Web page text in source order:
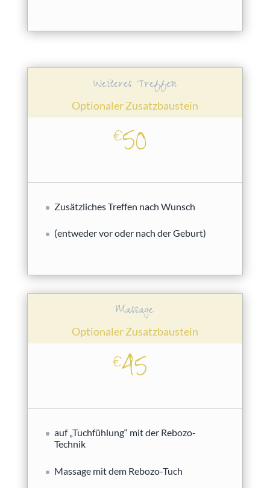
Weiteres Treffen
Optionaler Zusatzbaustein
€50
Zusätzliches Treffen nach Wunsch
(entweder vor oder nach der Geburt)
Massage
Optionaler Zusatzbaustein
€45
auf „Tuchfühlung“ mit der Rebozo-
Technik
Massage mit dem Rebozo-Tuch